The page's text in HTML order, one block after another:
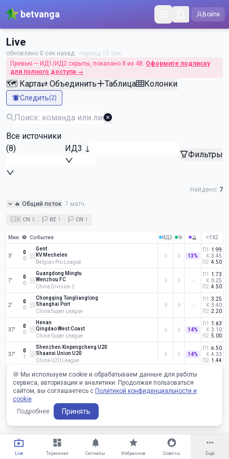
betvanga Войти
Live
обновлено 0 сек назад · период 15 сек
Превью — ИД1/ИД2 скрыты, показано 8 из 48. Оформите подписку
для полного доступа →
🗺 Карта⇄ Объединить Таблица Колонки
notifications_activeСледить(2)
Все источники
(8)
ИД3 ↓
Фильтры
Найдено: 7
expand_more 🔥 Общий поток· 7 матч.
🇨🇳 CN 5 🏳️ BE 1 🏳️ CN 1
Мин ⚽ Событие ИД3 🎯 🔮 1Х2
3'
0
0
Gent
KV Mechelen
Belgian Pro League
🔒 🔒 13%
П1
1.99
X 3.45
П2 4.50
7'
0
0
Guangdong Mingtu
Wenzhou FC
China Division 2
🔒 🔒 —
П1
1.73
X 3.25
П2 4.50
2'
0
0
Chongqing Tonglianglong
Shanghai Port
China Super League
🔒 🔒 —
П1
3.25
X 3.40
П2 2.20
37'
0
0
Henan
Qingdao West Coast
China Super League
🔒 🔒 14%
П1
1.83
X 3.10
П2 5.00
37'
0
1
Shenzhen Xinpengcheng U20
Shaanxi Union U20
China U20 League
🔒 🔒 14%
П1
6.50
X 4.33
П2 1.44
0
0
☆
Tianjin Jinmen Tigers U20
Guangdong GZ-Power U20
China U20 League
🔒
0
☆
Guangxi Hengchen
Chinese League 1
live_tv
Live
dashboard
Терминал
notifications
Сигналы
star
Избранное
recommend
Советы
more_horiz
Ещё
🍪 Мы используем cookie и обрабатываем данные для работы
сервиса, авторизации и аналитики. Продолжая пользоваться
сайтом, вы соглашаетесь с Политикой конфиденциальности и
cookie.
Подробнее
Принять